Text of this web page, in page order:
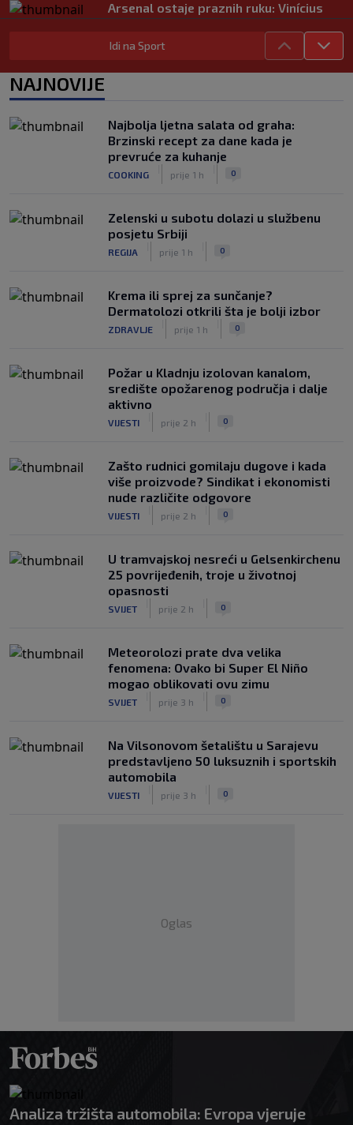
Arsenal ostaje praznih ruku: Vinícius
Júnior i Real Madrid postigli dogovor
NOGOMET
NOGOMET
| | 0
Izvinjenje s elementima prijetnje i
„gomila slabića“ u UEFA-i
Idi na Sport
NAJNOVIJE
Najbolja ljetna salata od graha:
Brzinski recept za dane kada je
prevruće za kuhanje
COOKING prije 1 h 0
Zelenski u subotu dolazi u službenu
posjetu Srbiji
REGIJA prije 1 h 0
Krema ili sprej za sunčanje?
Dermatolozi otkrili šta je bolji izbor
ZDRAVLJE prije 1 h 0
Požar u Kladnju izolovan kanalom,
središte opožarenog područja i dalje
aktivno
VIJESTI prije 2 h 0
Zašto rudnici gomilaju dugove i kada
više proizvode? Sindikat i ekonomisti
nude različite odgovore
VIJESTI prije 2 h 0
U tramvajskoj nesreći u Gelsenkirchenu
25 povrijeđenih, troje u životnoj
opasnosti
SVIJET prije 2 h 0
Meteorolozi prate dva velika
fenomena: Ovako bi Super El Niño
mogao oblikovati ovu zimu
SVIJET prije 3 h 0
Na Vilsonovom šetalištu u Sarajevu
predstavljeno 50 luksuznih i sportskih
automobila
VIJESTI prije 3 h 0
Oglas
Analiza tržišta automobila: Evropa vjeruje